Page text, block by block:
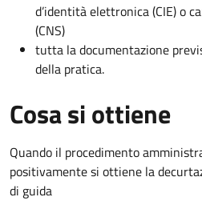
d’identità elettronica (CIE) o
(CNS)
tutta la documentazione
della pratica.
Cosa si ottiene
Quando il procedimento
positivamente si ottiene la
di guida